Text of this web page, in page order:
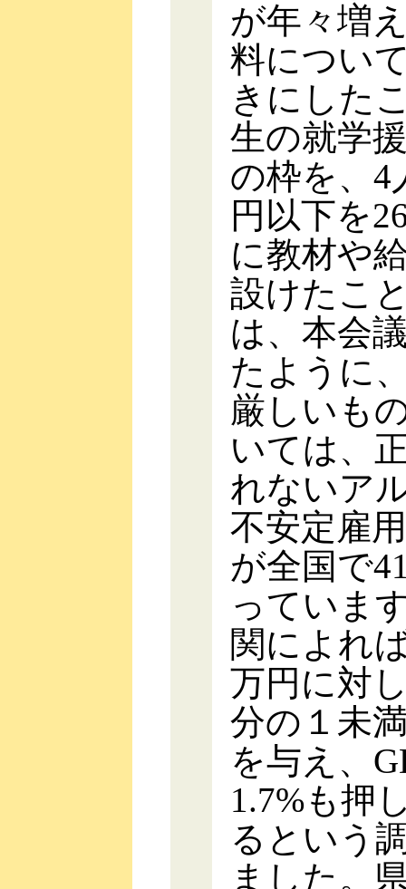
が年々増
料につい
きにした
生の就学
の枠を、4
円以下を
に教材や
設けたこ
は、本会
たように
厳しいも
いては、
れないア
不安定雇
が全国で
っていま
関によれ
万円に対
分の１未
を与え、
1.7%も押
るという
ました。